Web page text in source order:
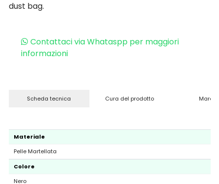
dust bag.
Contattaci via Whataspp per maggiori
informazioni
Scheda tecnica Cura del prodotto
Materiale
Pelle Martellata
Colore
Nero